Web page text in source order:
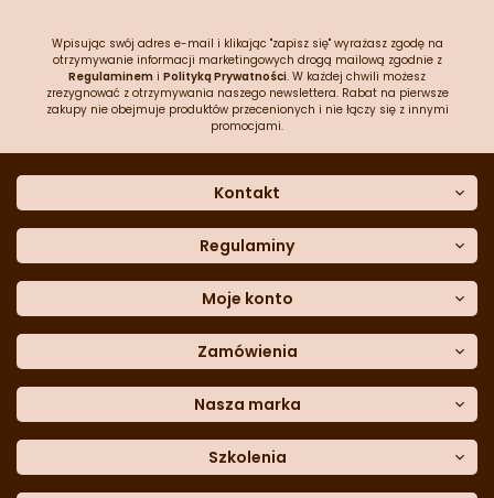
Wpisując swój adres e-mail i klikając "zapisz się" wyrażasz zgodę na
otrzymywanie informacji marketingowych drogą mailową zgodnie z
Regulaminem i Polityką Prywatności. W każdej chwili możesz
zrezygnować z otrzymywania naszego newslettera. Rabat na pierwsze
zakupy nie obejmuje produktów przecenionych i nie łączy się z innymi
promocjami.
Kontakt
Dane kontaktowe
Często zadawane pytania
Sklep stacjonarny
Formularz kontaktowy
Blog
telefon:601 767 272
Regulaminy
Polityka prywatności
Polityka cookies
Polityka reklamacji
Polityka zwrotów
Dostępność cyfrowa
Moje konto
Moje dane
Historia zamówień
Lista ulubionych
Moje rabaty
Zamówienia
Metody płatności
Dane do przelewu
Formularzreklamacji
Formularzzwrotu
Nasza marka
Trio Gelato
CDN
Szkolenia